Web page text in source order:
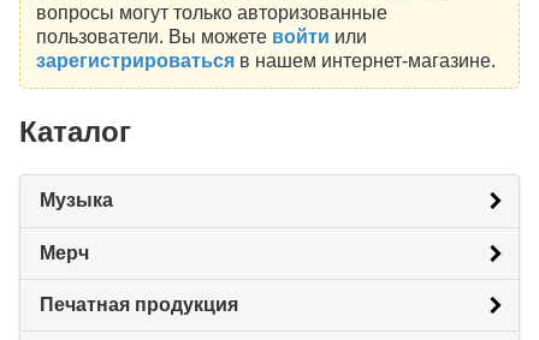
вопросы могут только авторизованные
пользователи. Вы можете войти или
зарегистрироватьсяв нашем интернет-магазине.
Каталог
Музыка
Мерч
Печатная продукция